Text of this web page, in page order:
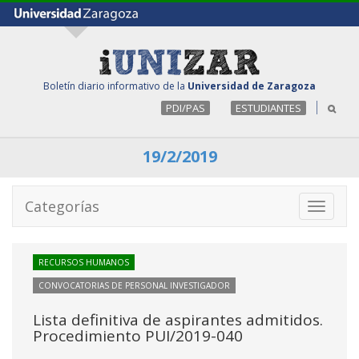
Boletín diario informativo de la Universidad de Zaragoza
PDI/PAS ESTUDIANTES
19/2/2019
Toggle
Categorías
RECURSOS HUMANOS
CONVOCATORIAS DE PERSONAL INVESTIGADOR
Lista definitiva de aspirantes admitidos.
Procedimiento PUI/2019-040